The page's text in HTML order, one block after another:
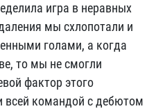
игра в неравных
мы схлопотали и
голами, а когда
то мы не смогли
фактор этого
командой с дебютом